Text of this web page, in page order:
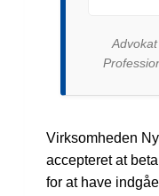
Virksomheden
accepteret at
for at have